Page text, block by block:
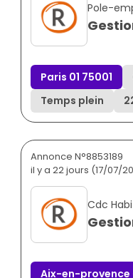
Pole-
Paris 01 75001
Temps plein
Annonce N°8853189
il y a 22 jours (17/07/
Cdc
Aix-en-provence